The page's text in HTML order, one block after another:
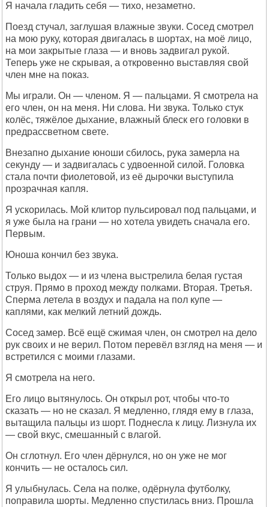
Я начала гладить себя — тихо, незаметно.
Поезд стучал, заглушая влажные звуки. Сосед смотрел
на мою руку, которая двигалась в шортах, на моё лицо,
на мои закрытые глаза — и вновь задвигал рукой.
Теперь уже не скрывая, а откровенно выставляя свой
член мне на показ.
Мы играли. Он — членом. Я — пальцами. Я смотрела на
его член, он на меня. Ни слова. Ни звука. Только стук
колёс, тяжёлое дыхание, влажный блеск его головки в
предрассветном свете.
Внезапно дыхание юноши сбилось, рука замерла на
секунду — и задвигалась с удвоенной силой. Головка
стала почти фиолетовой, из её дырочки выступила
прозрачная капля.
Я ускорилась. Мой клитор пульсировал под пальцами, и
я уже была на грани — но хотела увидеть сначала его.
Первым.
Юноша кончил без звука.
Только выдох — и из члена выстрелила белая густая
струя. Прямо в проход между полками. Вторая. Третья.
Сперма летела в воздух и падала на пол купе —
каплями, как мелкий летний дождь.
Сосед замер. Всё ещё сжимая член, он смотрел на дело
рук своих и не верил. Потом перевёл взгляд на меня — и
встретился с моими глазами.
Я смотрела на него.
Его лицо вытянулось. Он открыл рот, чтобы что-то
сказать — но не сказал. Я медленно, глядя ему в глаза,
вытащила пальцы из шорт. Поднесла к лицу. Лизнула их
— свой вкус, смешанный с влагой.
Он сглотнул. Его член дёрнулся, но он уже не мог
кончить — не осталось сил.
Я улыбнулась. Села на полке, одёрнула футболку,
поправила шорты. Медленно спустилась вниз. Прошла